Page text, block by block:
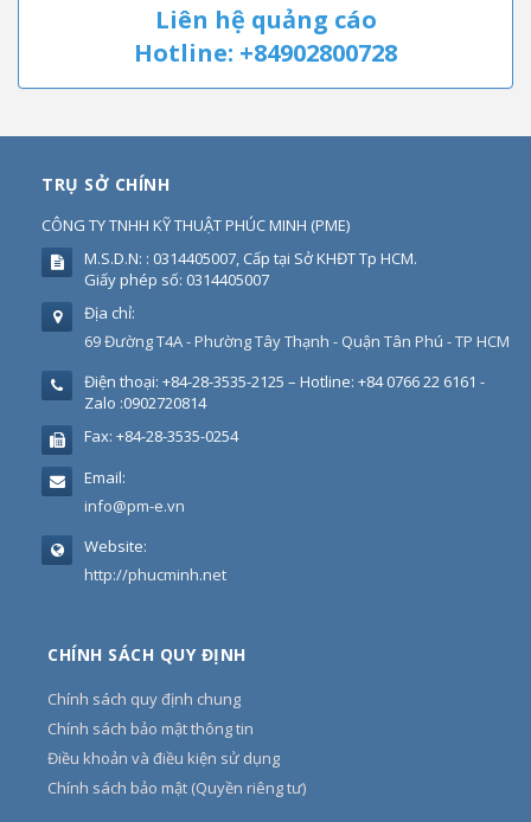
Liên hệ quảng cáo
Hotline: +84902800728
TRỤ SỞ CHÍNH
CÔNG TY TNHH KỸ THUẬT PHÚC MINH (PME)
M.S.D.N: : 0314405007, Cấp tại Sở KHĐT Tp HCM.
Giấy phép số: 0314405007
Địa chỉ:
69 Đường T4A - Phường Tây Thạnh - Quận Tân Phú - TP HCM
Điện thoại: +84-28-3535-2125 – Hotline: +84 0766 22 6161 -
Zalo :0902720814
Fax: +84-28-3535-0254
Email:
info@pm-e.vn
Website:
http://phucminh.net
CHÍNH SÁCH QUY ĐỊNH
Chính sách quy định chung
Chính sách bảo mật thông tin
Điều khoản và điều kiện sử dụng
Chính sách bảo mật (Quyền riêng tư)